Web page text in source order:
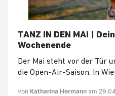
TANZ IN DEN MAI |
Wochenende
Der Mai steht vor der Tür
die Open-Air-Saison. In
von Katharina Hermann am